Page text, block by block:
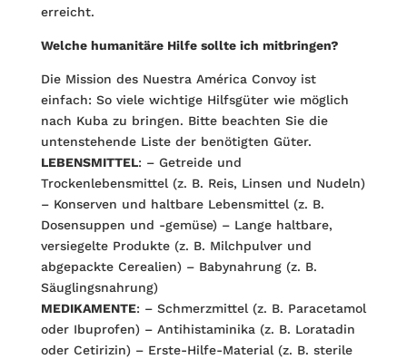
erreicht.
Welche humanitäre Hilfe sollte ich mitbringen?
Die Mission des Nuestra América Convoy ist
einfach: So viele wichtige Hilfsgüter wie möglich
nach Kuba zu bringen. Bitte beachten Sie die
untenstehende Liste der benötigten Güter.
LEBENSMITTEL: – Getreide und
Trockenlebensmittel (z. B. Reis, Linsen und Nudeln)
– Konserven und haltbare Lebensmittel (z. B.
Dosensuppen und -gemüse) – Lange haltbare,
versiegelte Produkte (z. B. Milchpulver und
abgepackte Cerealien) – Babynahrung (z. B.
Säuglingsnahrung)
MEDIKAMENTE: – Schmerzmittel (z. B. Paracetamol
oder Ibuprofen) – Antihistaminika (z. B. Loratadin
oder Cetirizin) – Erste-Hilfe-Material (z. B. sterile